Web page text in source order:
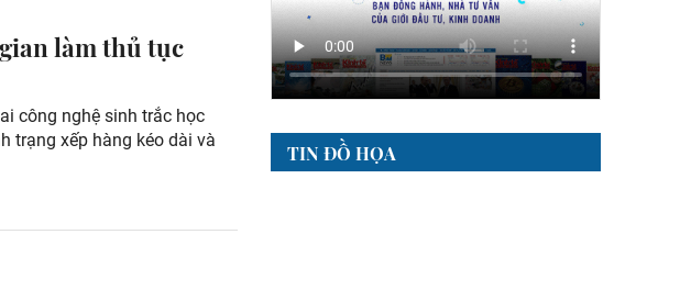
làm thủ tục
công nghệ sinh trắc học
trạng xếp hàng kéo dài và
TIN ĐỒ HỌA